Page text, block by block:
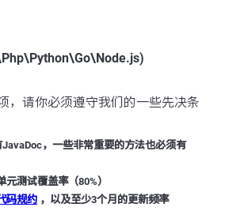
，请你必须遵守我们的一些先决条
，一些非常重要的方法也必须有
测试覆盖率（80%）
码规约 ，以及至少3个月的更新频率